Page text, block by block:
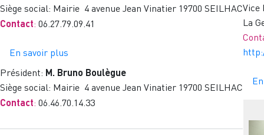
Siège social: Mairie 4 avenue Jean Vinatier 19700 SEILHAC
Contact: 06.27.79.09.41
En savoir plus
CLUB
CARP'ISTE
GAULOIS
Président: M. Bruno Boulègue
Siège social: Mairie 4 avenue Jean Vinatier 19700 SEILHAC
Contact: 06.46.70.14.33
Vice
La